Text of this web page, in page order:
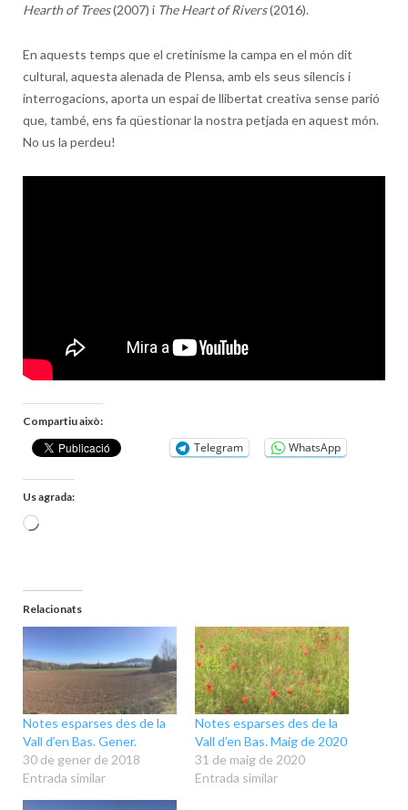
Hearth of Trees(2007) i The Heart of Rivers(2016).
En aquests temps que el cretinisme la campa en el món dit
cultural, aquesta alenada de Plensa, amb els seus silencis i
interrogacions, aporta un espai de llibertat creativa sense parió
que, també, ens fa qüestionar la nostra petjada en aquest món.
No us la perdeu!
Compartiu això:
Telegram WhatsApp
Us agrada:
S'està
Relacionats
Notes esparses des de la
Vall d’en Bas. Gener.
30 de gener de 2018
Entrada similar
Notes esparses des de la
Vall d’en Bas. Maig de 2020
31 de maig de 2020
Entrada similar